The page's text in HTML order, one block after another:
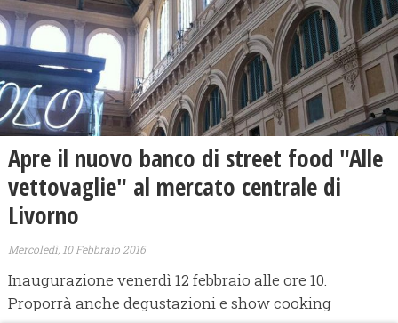
Apre il nuovo banco di street food "Alle
vettovaglie" al mercato centrale di
Livorno
Mercoledì, 10 Febbraio 2016
Inaugurazione venerdì 12 febbraio alle ore 10.
Proporrà anche degustazioni e show cooking